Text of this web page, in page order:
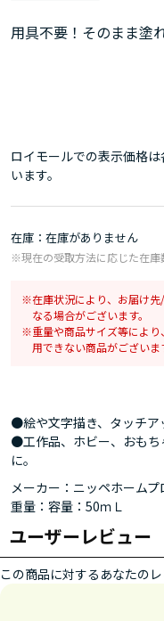
用具不要！そのまま塗
ロイモールでの表示価格
います。
在庫 在庫がありません
※現在の受取方法に応じた在庫
在庫状況により、お届け
なる場合がございます。
重量や商品サイズ等によ
用できない商品がございま
●絵や文字描き、タッチア
●工作品、ホビー、おもち
に。
メーカー：ニッペホームプ
重量：容量：50ｍＬ
ユーザーレビュー
この商品に対するあなたの